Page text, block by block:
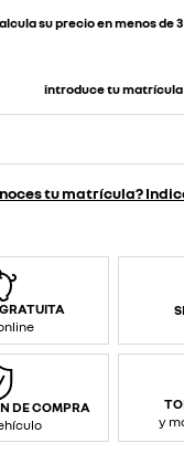
su precio en menos de
introduce tu matrícula
tu matrícula?
DE COMPRA
y